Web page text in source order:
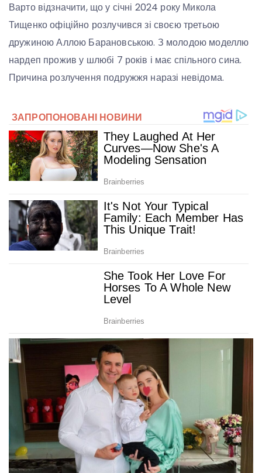
Варто відзначити, що у січні 2024 року Микола
Тищенко офіційно розлучився зі своєю третьою
дружиною Аллою Барановською. З молодою моделлю
нардеп прожив у шлюбі 7 років і має спільного сина.
Причина розлучення подружжя наразі невідома.